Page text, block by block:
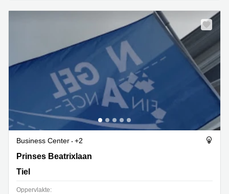
Business Center
+2
Prinses Beatrixlaan 3, Tiel
Prinses Beatrixlaan
Tiel
Oppervlakte: